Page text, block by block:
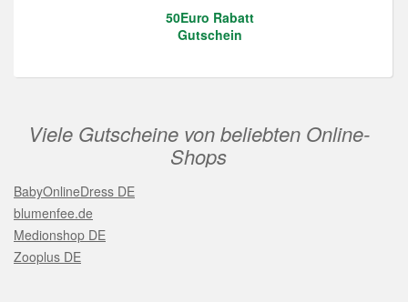
50Euro Rabatt
Gutschein
Viele Gutscheine von beliebten Online-
Shops
BabyOnlineDress DE
blumenfee.de
Medionshop DE
Zooplus DE